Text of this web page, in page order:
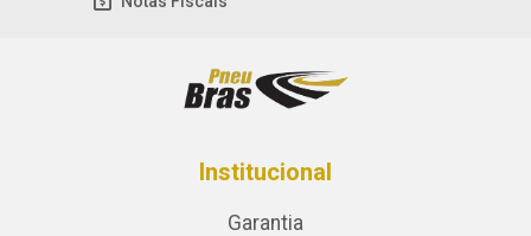
Institucional
Garantia